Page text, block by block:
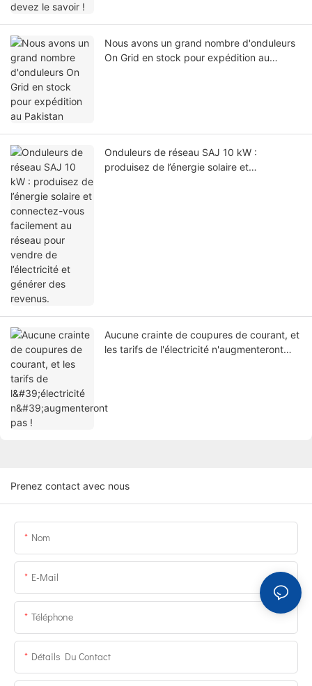
Nous avons un grand nombre d'onduleurs
On Grid en stock pour expédition au
Onduleurs de réseau SAJ 10 kW :
produisez de l’énergie solaire et
Aucune crainte de coupures de courant, et
les tarifs de l'électricité n'augmenteront
Prenez contact avec nous
Nom
E-Mail
Téléphone
Détails Du Contact